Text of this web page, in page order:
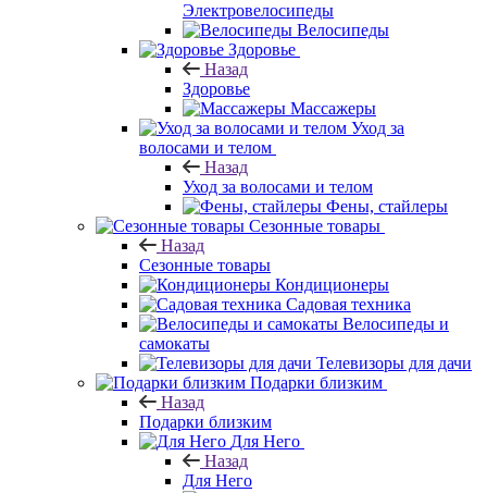
Электровелосипеды
Велосипеды
Здоровье
Назад
Здоровье
Массажеры
Уход за
волосами и телом
Назад
Уход за волосами и телом
Фены, стайлеры
Сезонные товары
Назад
Сезонные товары
Кондиционеры
Садовая техника
Велосипеды и
самокаты
Телевизоры для дачи
Подарки близким
Назад
Подарки близким
Для Него
Назад
Для Него